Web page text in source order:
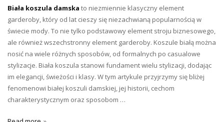
Biała koszula damska to niezmiennie klasyczny element
garderoby, który od lat cieszy się niezachwianą popularnością w
świecie mody. To nie tylko podstawowy element stroju biznesowego,
ale również wszechstronny element garderoby. Koszule białą można
nosić na wiele różnych sposobów, od formalnych po casualowe
stylizacje. Biała koszula stanowi fundament wielu stylizacji, dodając
im elegancji, świeżości i klasy. W tym artykule przyjrzymy się bliżej
fenomenowi białej koszuli damskiej, jej historii, cechom
charakterystycznym oraz sposobom …